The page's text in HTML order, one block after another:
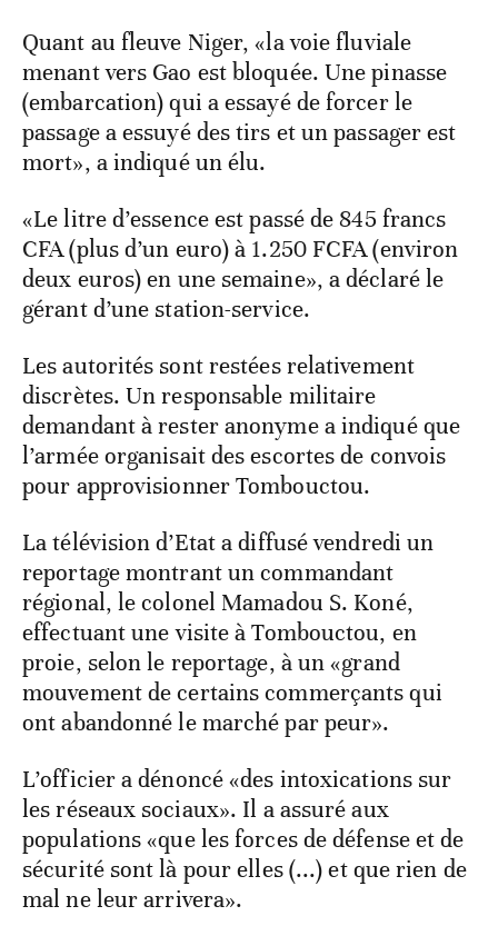
Quant au fleuve Niger, «la voie fluviale
menant vers Gao est bloquée. Une pinasse
(embarcation) qui a essayé de forcer le
passage a essuyé des tirs et un passager est
mort», a indiqué un élu.
«Le litre d’essence est passé de 845 francs
CFA (plus d’un euro) à 1.250 FCFA (environ
deux euros) en une semaine», a déclaré le
gérant d’une station-service.
Les autorités sont restées relativement
discrètes. Un responsable militaire
demandant à rester anonyme a indiqué que
l’armée organisait des escortes de convois
pour approvisionner Tombouctou.
La télévision d’Etat a diffusé vendredi un
reportage montrant un commandant
régional, le colonel Mamadou S. Koné,
effectuant une visite à Tombouctou, en
proie, selon le reportage, à un «grand
mouvement de certains commerçants qui
ont abandonné le marché par peur».
L’officier a dénoncé «des intoxications sur
les réseaux sociaux». Il a assuré aux
populations «que les forces de défense et de
sécurité sont là pour elles (...) et que rien de
mal ne leur arrivera».